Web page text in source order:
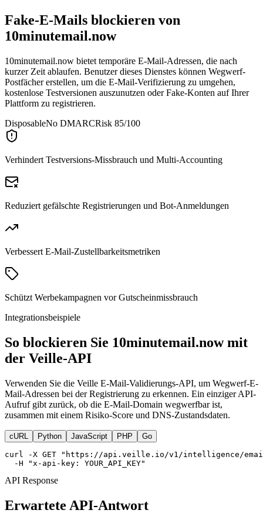
Fake-E-Mails blockieren von
10minutemail.now
10minutemail.now bietet temporäre E-Mail-Adressen, die nach
kurzer Zeit ablaufen. Benutzer dieses Dienstes können Wegwerf-
Postfächer erstellen, um die E-Mail-Verifizierung zu umgehen,
kostenlose Testversionen auszunutzen oder Fake-Konten auf Ihrer
Plattform zu registrieren.
DisposableNo DMARCRisk 85/100
Verhindert Testversions-Missbrauch und Multi-Accounting
Reduziert gefälschte Registrierungen und Bot-Anmeldungen
Verbessert E-Mail-Zustellbarkeitsmetriken
Schützt Werbekampagnen vor Gutscheinmissbrauch
Integrationsbeispiele
So blockieren Sie 10minutemail.now mit
der Veille-API
Verwenden Sie die Veille E-Mail-Validierungs-API, um Wegwerf-E-
Mail-Adressen bei der Registrierung zu erkennen. Ein einziger API-
Aufruf gibt zurück, ob die E-Mail-Domain wegwerfbar ist,
zusammen mit einem Risiko-Score und DNS-Zustandsdaten.
cURL Python JavaScript PHP Go
curl -X GET "https://api.veille.io/v1/intelligence/
  -H "x-api-key: YOUR_API_KEY"
API Response
Erwartete API-Antwort